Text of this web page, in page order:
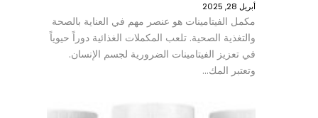
أبريل 28, 2025
مكمل الفيتامينات هو عنصر مهم في العناية بالصحة
والتغذية الصحية. تلعب المكملات الغذائية دوراً حيوياً
في تعزيز الفيتامينات الضرورية لجسم الإنسان.
وتعتبر المك…